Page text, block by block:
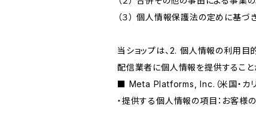
（３） 個人情報保護法の定めに基
当ショップは、2. 個人情報の利用
配信業者に個人情報を提供すること
■ Meta Platforms, Inc.（米国・カリ
・提供する個人情報の項目：お客様